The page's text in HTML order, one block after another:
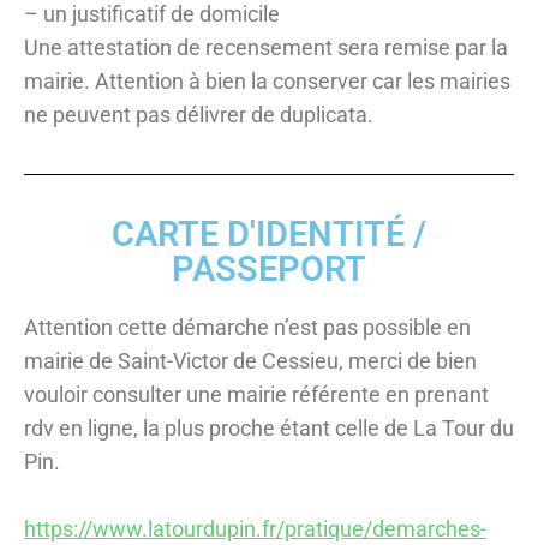
– un justificatif de domicile
Une attestation de recensement sera remise par la
mairie. Attention à bien la conserver car les mairies
ne peuvent pas délivrer de duplicata.
CARTE D'IDENTITÉ /
PASSEPORT
Attention cette démarche n’est pas possible en
mairie de Saint-Victor de Cessieu, merci de bien
vouloir consulter une mairie référente en prenant
rdv en ligne, la plus proche étant celle de La Tour du
Pin.
https://www.latourdupin.fr/pratique/demarches-